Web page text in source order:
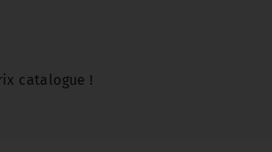
catalogue !